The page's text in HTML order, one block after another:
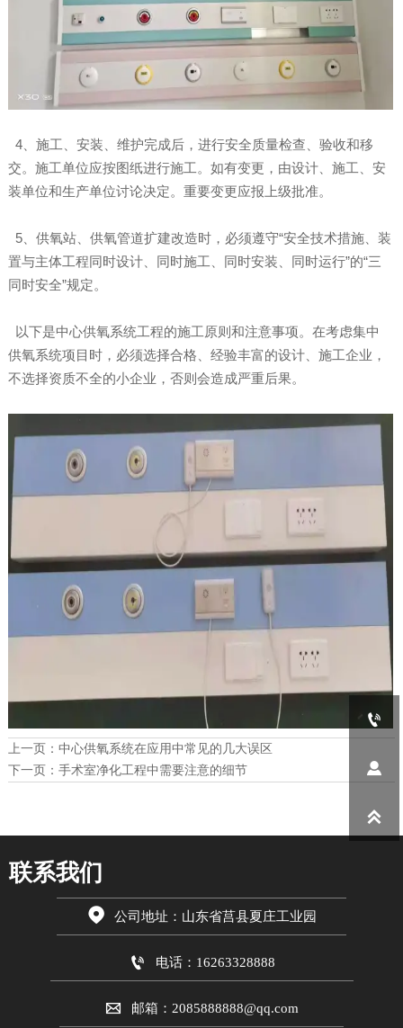
4、施工、安装、维护完成后，进行安全质量检查、验收和移
交。施工单位应按图纸进行施工。如有变更，由设计、施工、安
装单位和生产单位讨论决定。重要变更应报上级批准。
5、供氧站、供氧管道扩建改造时，必须遵守“安全技术措施、装
置与主体工程同时设计、同时施工、同时安装、同时运行”的“三
同时安全”规定。
以下是中心供氧系统工程的施工原则和注意事项。在考虑集中
供氧系统项目时，必须选择合格、经验丰富的设计、施工企业，
不选择资质不全的小企业，否则会造成严重后果。
上一页： 中心供氧系统在应用中常见的几大误区
下一页： 手术室净化工程中需要注意的细节
联系我们
 公司地址：山东省莒县夏庄工业园
 电话：16263328888
 邮箱：2085888888@qq.com


